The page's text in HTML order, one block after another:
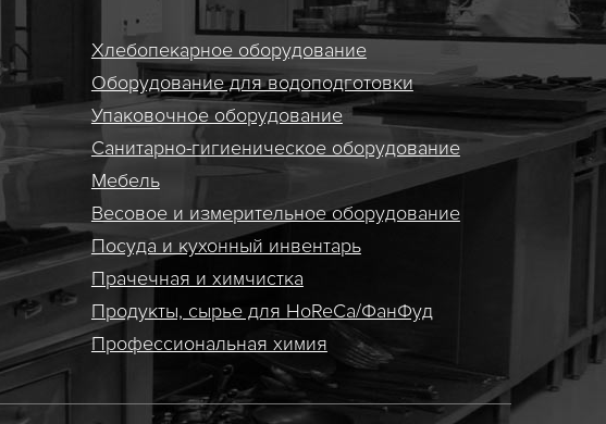
Хлебопекарное оборудование
Оборудование для водоподготовки
Упаковочное оборудование
Санитарно-гигиеническое оборудование
Мебель
Весовое и измерительное оборудование
Посуда и кухонный инвентарь
Прачечная и химчистка
Продукты, сырье для HoReCa/ФанФуд
Профессиональная химия